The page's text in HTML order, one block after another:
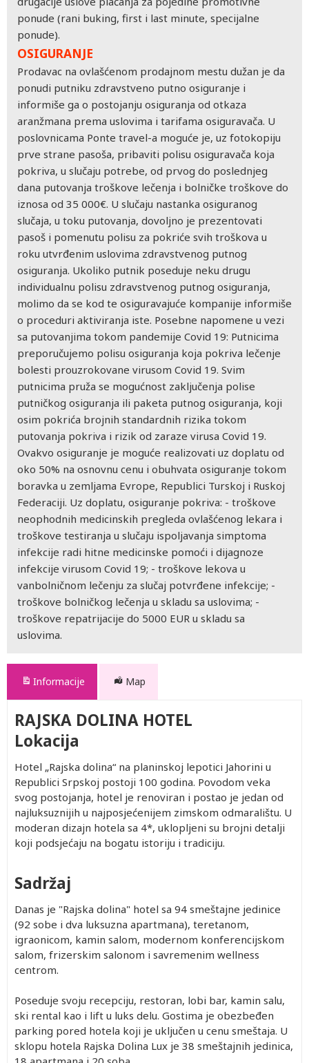
ponude (rani buking, first i last minute, specijalne
ponude).
OSIGURANJE
Prodavac na ovlašćenom prodajnom mestu dužan je da
ponudi putniku zdravstveno putno osiguranje i
informiše ga o postojanju osiguranja od otkaza
aranžmana prema uslovima i tarifama osiguravača. U
poslovnicama Ponte travel-a moguće je, uz fotokopiju
prve strane pasoša, pribaviti polisu osiguravača koja
pokriva, u slučaju potrebe, od prvog do poslednjeg
dana putovanja troškove lečenja i bolničke troškove do
iznosa od 35 000€. U slučaju nastanka osiguranog
slučaja, u toku putovanja, dovoljno je prezentovati
pasoš i pomenutu polisu za pokriće svih troškova u
roku utvrđenim uslovima zdravstvenog putnog
osiguranja. Ukoliko putnik poseduje neku drugu
individualnu polisu zdravstvenog putnog osiguranja,
molimo da se kod te osiguravajuće kompanije informiše
o proceduri aktiviranja iste. Posebne napomene u vezi
sa putovanjima tokom pandemije Covid 19: Putnicima
preporučujemo polisu osiguranja koja pokriva lečenje
bolesti prouzrokovane virusom Covid 19. Svim
putnicima pruža se mogućnost zaključenja polise
putničkog osiguranja ili paketa putnog osiguranja, koji
osim pokrića brojnih standardnih rizika tokom
putovanja pokriva i rizik od zaraze virusa Covid 19.
Ovakvo osiguranje je moguće realizovati uz doplatu od
oko 50% na osnovnu cenu i obuhvata osiguranje tokom
boravka u zemljama Evrope, Republici Turskoj i Ruskoj
Federaciji. Uz doplatu, osiguranje pokriva: - troškove
neophodnih medicinskih pregleda ovlašćenog lekara i
troškove testiranja u slučaju ispoljavanja simptoma
infekcije radi hitne medicinske pomoći i dijagnoze
infekcije virusom Covid 19; - troškove lekova u
vanbolničnom lečenju za slučaj potvrđene infekcije; -
troškove bolničkog lečenja u skladu sa uslovima; -
troškove repatrijacije do 5000 EUR u skladu sa
uslovima.
Informacije Map
RAJSKA DOLINA HOTEL
Lokacija
Hotel „Rajska dolina“ na planinskoj lepotici Jahorini u
Republici Srpskoj postoji 100 godina. Povodom veka
svog postojanja, hotel je renoviran i postao je jedan od
najluksuznijih u najposjećenijem zimskom odmaralištu. U
moderan dizajn hotela sa 4*, uklopljeni su brojni detalji
koji podsjećaju na bogatu istoriju i tradiciju.
Sadržaj
Danas je "Rajska dolina" hotel sa 94 smeštajne jedinice
(92 sobe i dva luksuzna apartmana), teretanom,
igraonicom, kamin salom, modernom konferencijskom
salom, frizerskim salonom i savremenim wellness
centrom.
Poseduje svoju recepciju, restoran, lobi bar, kamin salu,
ski rental kao i lift u luks delu. Gostima je obezbeđen
parking pored hotela koji je uključen u cenu smeštaja. U
sklopu hotela Rajska Dolina Lux je 38 smeštajnih jedinica,